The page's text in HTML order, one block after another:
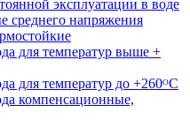
эксплуатации в воде
среднего напряжения
для температур выше +
для температур до +260ᴼС
компенсационные,